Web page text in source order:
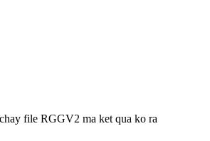
file RGGV2 ma ket qua ko ra